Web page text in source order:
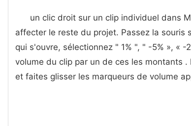
un clic droit sur un clip individuel dans
affecter le reste du projet. Passez la souris
qui s'ouvre, sélectionnez " 1% ", " -5% », « -
volume du clip par un de ces les montants
et faites glisser les marqueurs de volume